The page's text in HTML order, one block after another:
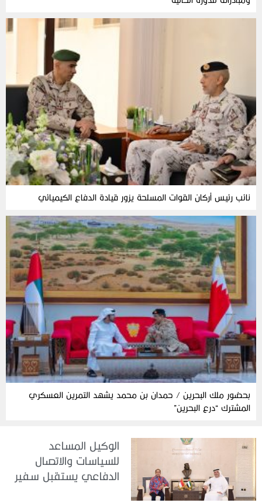
نائب رئيس أركان القوات المسلحة يزور قيادة الدفاع الكيميائي
بحضور ملك البحرين / حمدان بن محمد يشهد التمرين العسكري
المشترك “درع البحرين”
الوكيل المساعد
للسياسات والاتصال
الدفاعي يستقبل سفير